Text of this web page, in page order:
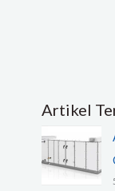
Artikel